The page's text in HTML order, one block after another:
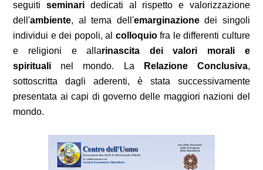
seguitiseminari dedicati al rispetto e valorizzazione
dell'ambiente, al tema dell'emarginazionedei singoli
individui e dei popoli, al colloquiofra le differenti culture
e religioni e allarinascita dei valori morali e
spirituali nel mondo. La Relazione Conclusiva,
sottoscritta dagli aderenti, è stata successivamente
presentata ai capi di governo delle maggiori nazioni del
mondo.